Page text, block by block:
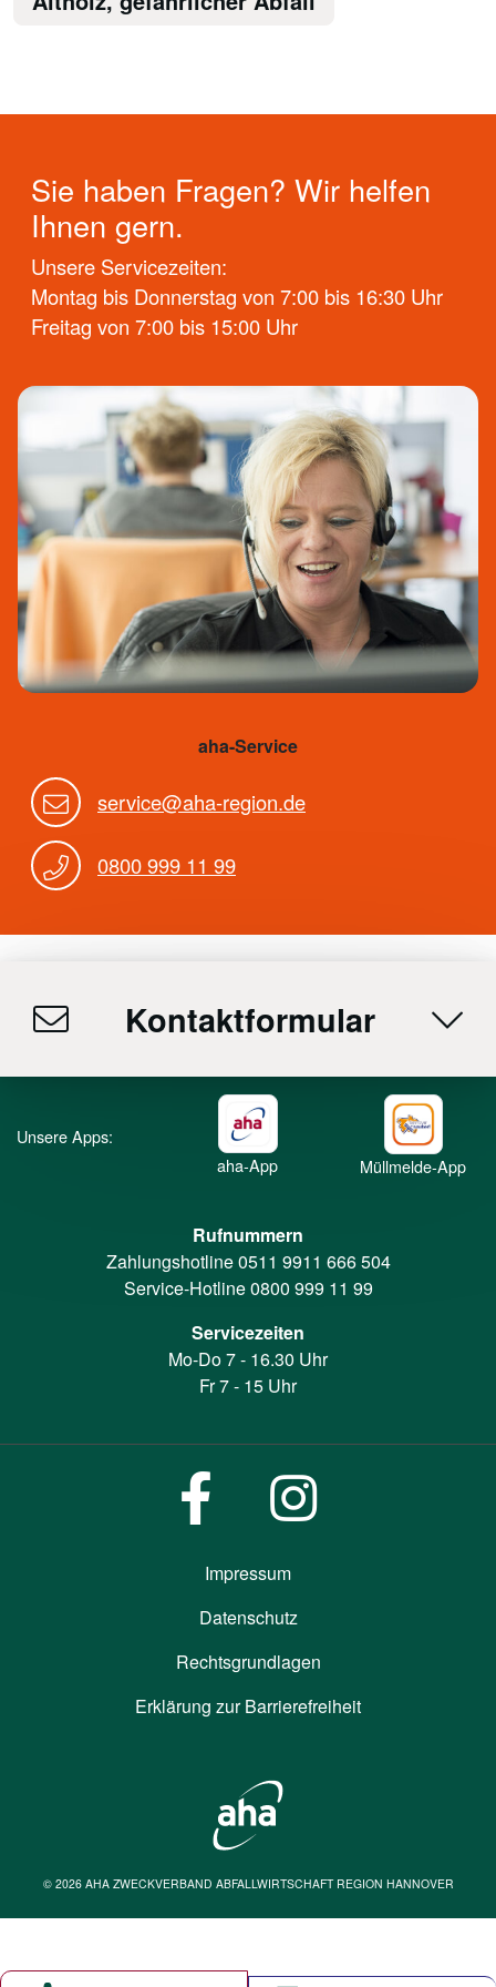
Sie haben Fragen? Wir helfen
Ihnen gern.
Unsere Servicezeiten:
Montag bis Donnerstag von 7:00 bis 16:30 Uhr
Freitag von 7:00 bis 15:00 Uhr
aha-Service
service@aha-region.de
0800 999 11 99
Kontaktformular
Unsere Apps:
aha-App
Müllmelde-App
Rufnummern
Zahlungshotline0511 9911 666 504
Service-Hotline0800 999 11 99
Servicezeiten
Mo-Do 7 - 16.30 Uhr
Fr 7 - 15 Uhr
Impressum
Datenschutz
Rechtsgrundlagen
Erklärung zur Barrierefreiheit
© 2026 AHA ZWECKVERBAND ABFALLWIRTSCHAFT REGION HANNOVER